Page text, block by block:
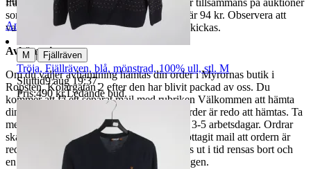
fraktpriset. Vi samfraktar upp till fyra varor tillsammans på auktioner
som avslutas samma dag. Samfraktspriset är 94 kr. Observera att
varor märkta endast avhämtning inte kan skickas.
Avhämtning
Om du väljer avhämtning hämtas din order i Myrornas butik i
Ropsten, Kolargatan 2 efter den har blivit packad av oss. Du
kommer att få ett separat mail med rubriken Välkommen att hämta
din order på Myrorna i Ropsten! när din order är redo att hämtas. Ta
med legitimation. Hanteringstiden är cirka 3-5 arbetsdagar. Ordrar
ska hämtas senast 7 dagar efter att man mottagit mail att ordern är
redo för avhämtning. Ordrar som ej hämtas ut i tid rensas bort och
en avgift på 84 kr dras av från återbetalningen.
Anmäl Sälj liknande
M | Fjällräven
Tröja, Fjällräven, blå, mönstrad, 100% ull, stl. M
Sluttid9 aug 19:37.
Pris:490 kr,Ledande bud.